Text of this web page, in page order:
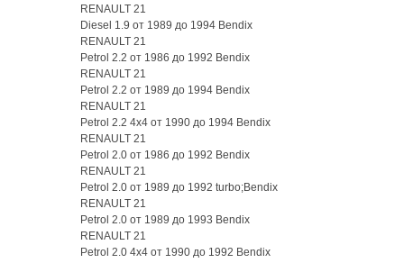
RENAULT 21
Diesel 1.9 от 1989 до 1994 Bendix
RENAULT 21
Petrol 2.2 от 1986 до 1992 Bendix
RENAULT 21
Petrol 2.2 от 1989 до 1994 Bendix
RENAULT 21
Petrol 2.2 4x4 от 1990 до 1994 Bendix
RENAULT 21
Petrol 2.0 от 1986 до 1992 Bendix
RENAULT 21
Petrol 2.0 от 1989 до 1992 turbo;Bendix
RENAULT 21
Petrol 2.0 от 1989 до 1993 Bendix
RENAULT 21
Petrol 2.0 4x4 от 1990 до 1992 Bendix